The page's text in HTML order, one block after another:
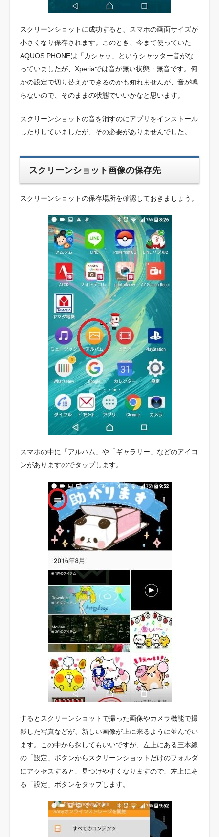
スクリーンショットに成功すると、スマホの画面サイズが
小さくなり保存されます。このとき、今まで使っていた
AQUOS PHONEは「カシャッ」というシャッター音がな
っていましたが、Xperiaでは音が無い状態・無音です。何
かの設定で切り替えができるのかも知れませんが、音が鳴
らないので、そのままの状態でいいかなと思います。
スクリーンショットの音を消すのにアプリをインストール
したりしていましたが、その必要がありませんでした。
スクリーンショット画像の保存先
スクリーンショットの保存場所を確認しておきましょう。
スマホの中に「アルバム」や「ギャラリー」などのアイコ
ンがありますのでタップします。
するとスクリーンショットで撮った画像やカメラ機能で撮
影した写真などが、新しい画像が上に来るように並んでい
ます。この中から探してもいいですが、左上にある三本線
の「設定」ボタンからスクリーンショットだけのフォルダ
にアクセスすると、見つけやすくなりますので、左上にあ
る「設定」ボタンをタップします。